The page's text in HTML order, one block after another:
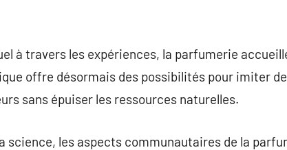
à travers les expériences, la parfumerie
offre désormais des possibilités pour imiter
sans épuiser les ressources naturelles.
science, les aspects communautaires de la